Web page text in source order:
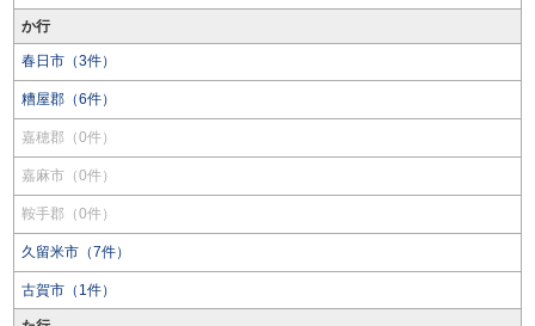
か行
春日市（3件）
糟屋郡（6件）
嘉穂郡（0件）
嘉麻市（0件）
鞍手郡（0件）
久留米市（7件）
古賀市（1件）